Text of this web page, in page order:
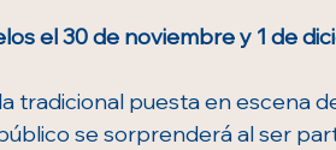
el 30 de noviembre y 1 de
tradicional puesta en escena
se sorprenderá al ser